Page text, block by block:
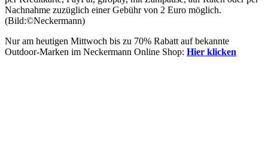
Nachnahme zuzüglich einer Gebühr von 2 Euro möglich.
(Bild:©Neckermann)
Nur am heutigen Mittwoch bis zu 70% Rabatt auf bekannte
Outdoor-Marken im Neckermann Online Shop: Hier klicken